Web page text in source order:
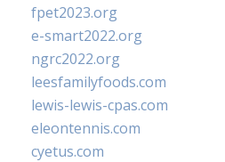
fpet2023.org
e-smart2022.org
ngrc2022.org
leesfamilyfoods.com
lewis-lewis-cpas.com
eleontennis.com
cyetus.com